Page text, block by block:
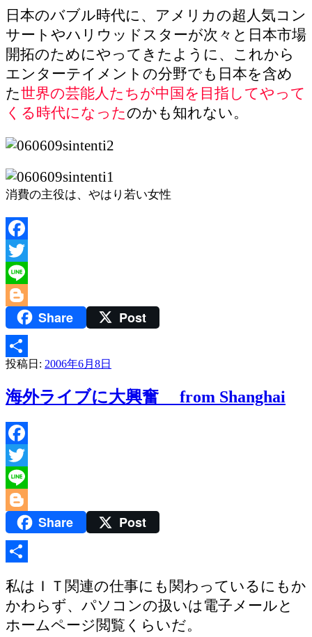
日本のバブル時代に、アメリカの超人気コン
サートやハリウッドスターが次々と日本市場
開拓のためにやってきたように、これから
エンターテイメントの分野でも日本を含め
た世界の芸能人たちが中国を目指してやって
くる時代になったのかも知れない。
消費の主役は、やはり若い女性
Facebook
Twitter
Line
BloggerShare Post
共
有
投稿日: 2006年6月8日
海外ライブに大興奮 from Shanghai
Facebook
Twitter
Line
BloggerShare Post
有
私はＩＴ関連の仕事にも関わっているにもか
かわらず、パソコンの扱いは電子メールと
ホームページ閲覧くらいだ。